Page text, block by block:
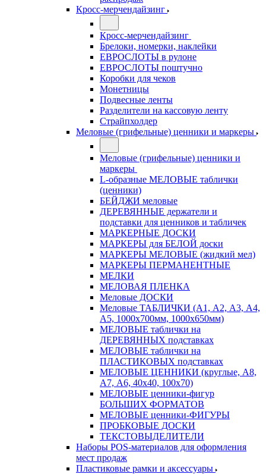
Кросс-мерчендайзинг
Кросс-мерчендайзинг
Брелоки, номерки, наклейки
ЕВРОСЛОТЫ в рулоне
ЕВРОСЛОТЫ поштучно
Коробки для чеков
Монетницы
Подвесные ленты
Разделители на кассовую ленту
Страйпхолдер
Меловые (грифельные) ценники и маркеры
Меловые (грифельные) ценники и
маркеры
L-образные МЕЛОВЫЕ таблички
(ценники)
БЕЙДЖИ меловые
ДЕРЕВЯННЫЕ держатели и
подставки для ценников и табличек
МАРКЕРНЫЕ ДОСКИ
МАРКЕРЫ для БЕЛОЙ доски
МАРКЕРЫ МЕЛОВЫЕ (жидкий мел)
МАРКЕРЫ ПЕРМАНЕНТНЫЕ
МЕЛКИ
МЕЛОВАЯ ПЛЕНКА
Меловые ДОСКИ
Меловые ТАБЛИЧКИ (А1, А2, А3, А4,
А5, 1000х700мм, 1000х650мм)
МЕЛОВЫЕ таблички на
ДЕРЕВЯННЫХ подставках
МЕЛОВЫЕ таблички на
ПЛАСТИКОВЫХ подставках
МЕЛОВЫЕ ЦЕННИКИ (круглые, А8,
А7, А6, 40х40, 100х70)
МЕЛОВЫЕ ценники-фигур
БОЛЬШИХ ФОРМАТОВ
МЕЛОВЫЕ ценники-ФИГУРЫ
ПРОБКОВЫЕ ДОСКИ
ТЕКСТОВЫДЕЛИТЕЛИ
Наборы POS-материалов для оформления
мест продаж
Пластиковые рамки и аксессуары